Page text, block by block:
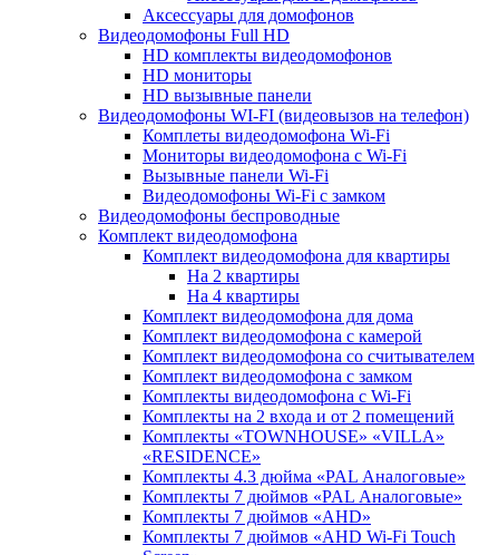
Аксессуары для домофонов
Видеодомофоны Full HD
HD комплекты видеодомофонов
HD мониторы
HD вызывные панели
Видеодомофоны WI-FI (видеовызов на телефон)
Комплеты видеодомофона Wi-Fi
Мониторы видеодомофона с Wi-Fi
Вызывные панели Wi-Fi
Видеодомофоны Wi-Fi с замком
Видеодомофоны беспроводные
Комплект видеодомофона
Комплект видеодомофона для квартиры
На 2 квартиры
На 4 квартиры
Комплект видеодомофона для дома
Комплект видеодомофона с камерой
Комплект видеодомофона со считывателем
Комплект видеодомофона c замком
Комплекты видеодомофона с Wi-Fi
Комплекты на 2 входа и от 2 помещений
Комплекты «TOWNHOUSE» «VILLA»
«RESIDENCE»
Комплекты 4.3 дюйма «PAL Аналоговые»
Комплекты 7 дюймов «PAL Аналоговые»
Комплекты 7 дюймов «AHD»
Комплекты 7 дюймов «AHD Wi-Fi Touch